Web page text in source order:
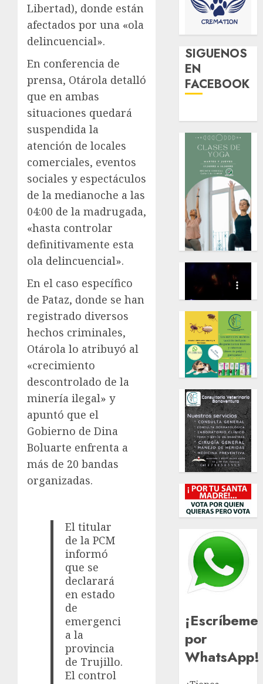
Libertad), donde están
afectados por una «ola
delincuencial».
En conferencia de
prensa, Otárola detalló
que en ambas
situaciones quedará
suspendida la
atención de locales
comerciales, eventos
sociales y espectáculos
de la medianoche a las
04:00 de la madrugada,
«hasta controlar
definitivamente esta
ola delincuencial».
En el caso específico
de Pataz, donde se han
registrado diversos
hechos criminales,
Otárola lo atribuyó al
«crecimiento
descontrolado de la
minería ilegal» y
apuntó que el
Gobierno de Dina
Boluarte enfrenta a
más de 20 bandas
organizadas.
El titular
de la PCM
informó
que se
declarará
en estado
de
emergenci
a la
provincia
de Trujillo.
El control
SIGUENOS
EN
FACEBOOK
¡Escríbeme
por
WhatsApp!